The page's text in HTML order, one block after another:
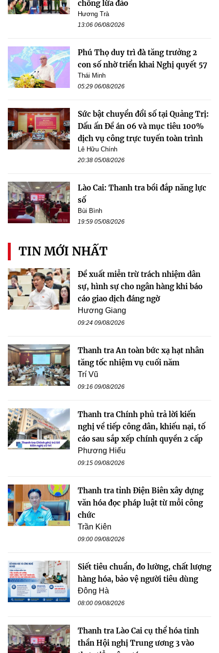
chống lừa đảo
Hương Trà
13:06 06/08/2026
Phú Thọ duy trì đà tăng trưởng 2
con số nhờ triển khai Nghị quyết 57
Thái Minh
05:29 06/08/2026
Sức bật chuyển đổi số tại Quảng Trị:
Dấu ấn Đề án 06 và mục tiêu 100%
dịch vụ công trực tuyến toàn trình
Lê Hữu Chính
20:38 05/08/2026
Lào Cai: Thanh tra bồi đắp năng lực
số
Bùi Bình
19:59 05/08/2026
TIN MỚI NHẤT
Đề xuất miễn trừ trách nhiệm dân
sự, hình sự cho ngân hàng khi báo
cáo giao dịch đáng ngờ
Hương Giang
09:24 09/08/2026
Thanh tra An toàn bức xạ hạt nhân
tăng tốc nhiệm vụ cuối năm
Trí Vũ
09:16 09/08/2026
Thanh tra Chính phủ trả lời kiến
nghị về tiếp công dân, khiếu nại, tố
cáo sau sắp xếp chính quyền 2 cấp
Phương Hiếu
09:15 09/08/2026
Thanh tra tỉnh Điện Biên xây dựng
văn hóa đọc pháp luật từ mỗi công
chức
Trần Kiên
09:00 09/08/2026
Siết tiêu chuẩn, đo lường, chất lượng
hàng hóa, bảo vệ người tiêu dùng
Đông Hà
08:00 09/08/2026
Thanh tra Lào Cai cụ thể hóa tinh
thần Hội nghị Trung ương 3 vào